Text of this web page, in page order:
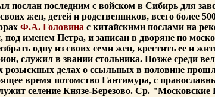
послан последним с войском в Сибирь для
жен, детей и родственников, всего более
Ф.А. Головина с китайскими послами на
именем Петра, и записан в дворяне по
одну из своих семи жен, крестить ее и
служил в звании стольника. Позже среди
розыскных делах о ссыльных в половине
время потомство Гантимура, с
селение Князе-Березово. Ср.